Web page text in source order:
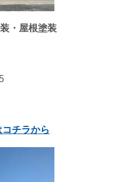
・屋根塗装
チラから